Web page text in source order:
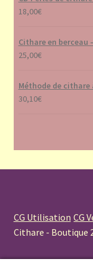
18,00€
Cithare en berceau
25,00€
Méthode de cithare
30,10€
CG Utilisation CG
Cithare - Boutique